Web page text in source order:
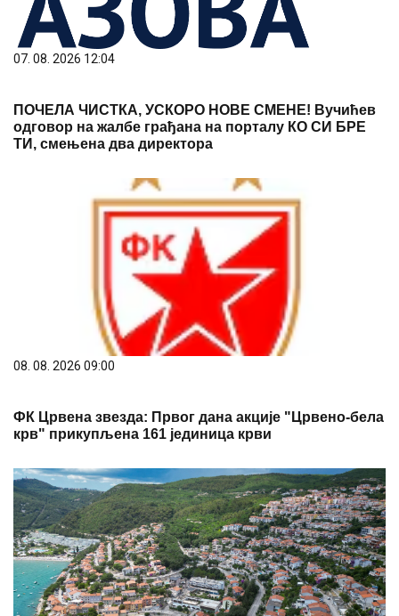
07. 08. 2026 12:04
ПОЧЕЛА ЧИСТКА, УСКОРО НОВЕ СМЕНЕ! Вучићев
одговор на жалбе грађана на порталу КО СИ БРЕ
ТИ, смењена два директора
08. 08. 2026 09:00
ФК Црвена звезда: Првог дана акције "Црвено-бела
крв" прикупљена 161 јединица крви